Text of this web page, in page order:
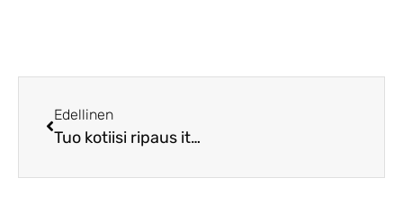
Edellinen
Tuo kotiisi ripaus italialaista eleganssia – beiget verhot ja niiden ajaton vetovoima